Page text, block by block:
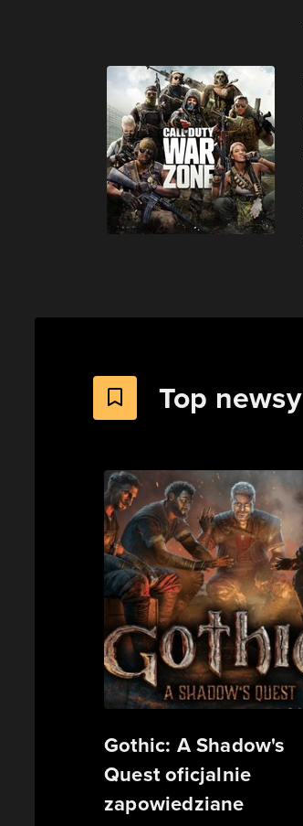
Top newsy
Gothic: A Shadow's
Quest oficjalnie
zapowiedziane